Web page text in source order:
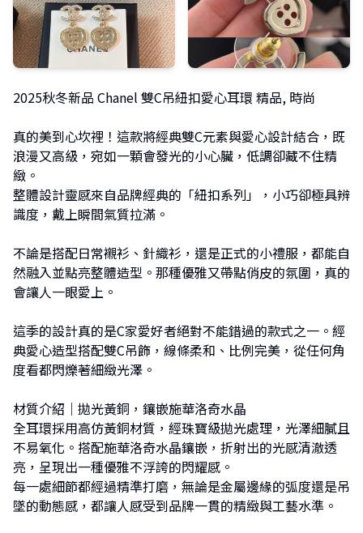
2025秋冬新品 Chanel 雙C吊紐扣愛心耳環 精品, 時尚
真的美到心坎裡！這款將經典雙C元素與愛心設計結合，既
浪漫又高級，宛如一顆會發光的小心臟，低調卻藏不住精
緻。
整體設計靈感來自品牌經典的「紐扣系列」，小巧卻極具辨
識度，戴上瞬間氣質拉滿。
不論是搭配日常襯衫、針織衫，還是正式的小禮服，都能自
然融入並點亮整體造型。那種優雅又帶點俏皮的氛圍，真的
會讓人一眼愛上。
這季的設計真的是C家愛好者絕對不能錯過的款式之一。經
典愛心造型搭配雙C吊飾，線條柔和、比例完美，從任何角
度看都閃爍著細緻光澤。
材質介紹｜拋光黃銅，鑲嵌施華洛奇水晶
全耳環採用高仿黃銅材質，經珠寶級拋光處理，光澤細膩且
不易氧化。搭配施華洛奇水晶鑲嵌，折射出的光感清澈透
亮，呈現出一種優雅不浮誇的閃耀感。
每一處細節都經過精準打磨，無論是金屬邊緣的弧度還是吊
墜的動態感，都讓人感受到品牌一貫的精緻與工藝水準。